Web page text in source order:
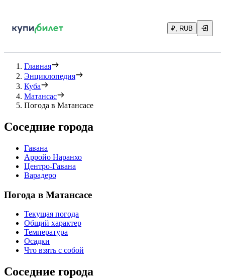
₽, RUB
Главная
Энциклопедия
Куба
Матансас
Погода в Матансасе
Соседние города
Гавана
Арройо Наранхо
Центро-Гавана
Варадеро
Погода в Матансасе
Текущая погода
Общий характер
Температура
Осадки
Что взять с собой
Соседние города